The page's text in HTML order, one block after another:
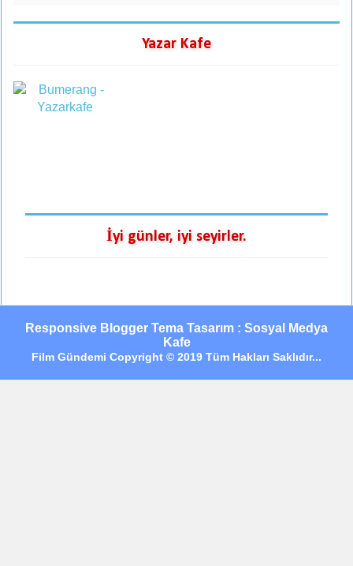
Yazar Kafe
İyi günler, iyi seyirler.
Responsive Blogger Tema Tasarım : Sosyal Medya
Kafe
Film Gündemi Copyright © 2019 Tüm Hakları Saklıdır...